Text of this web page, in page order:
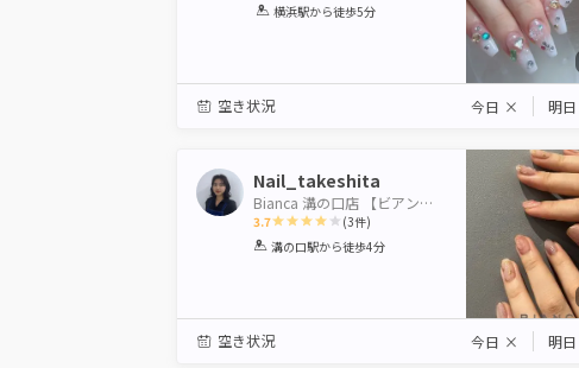
1 2 3 4 5
横浜駅から徒歩5分
空き状況 今日 × 明日
Nail_takeshita
Bianca 溝の口店 【ビアンカ】
3.7
1 2 3 4 5
(3件)
溝の口駅から徒歩4分
空き状況 今日 × 明日